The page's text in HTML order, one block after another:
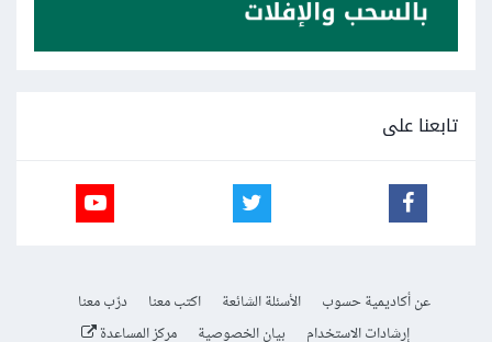
تابعنا على
عن أكاديمية حسوب الأسئلة الشائعة اكتب معنا
درّب معنا
إرشادات الاستخدام
بيان الخصوصية مركز المساعدة